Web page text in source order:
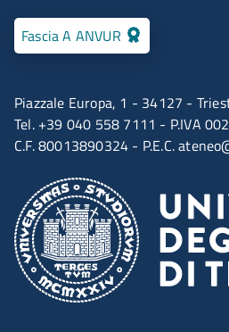
Piazzale Europa, 1 - 34127 -
Tel. +39 040 558 7111 - P.IVA
C.F. 80013890324 - P.E.C.
Fascia A ANVUR